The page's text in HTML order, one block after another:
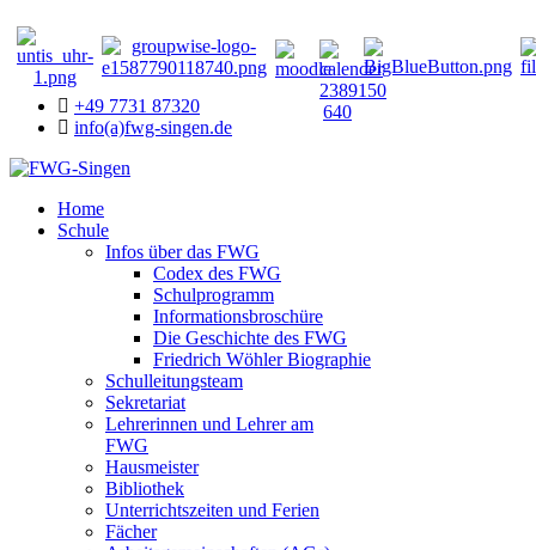
+49 7731 87320
info(a)fwg-singen.de
Home
Schule
Infos über das FWG
Codex des FWG
Schulprogramm
Informationsbroschüre
Die Geschichte des FWG
Friedrich Wöhler Biographie
Schulleitungsteam
Sekretariat
Lehrerinnen und Lehrer am
FWG
Hausmeister
Bibliothek
Unterrichtszeiten und Ferien
Fächer